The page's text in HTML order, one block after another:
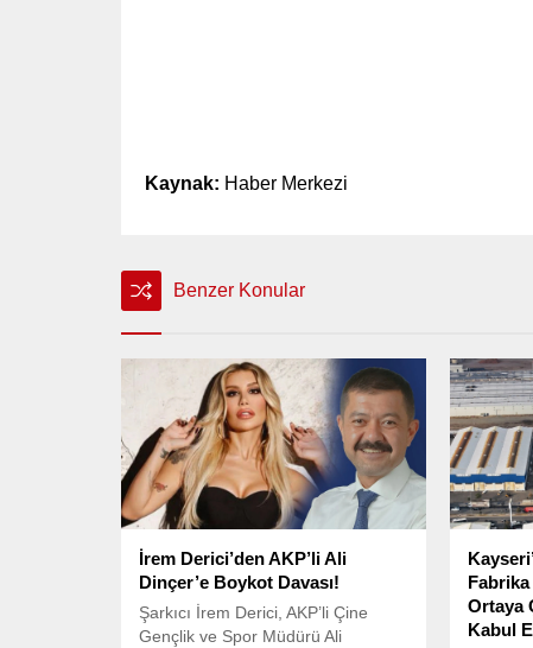
Kaynak: Haber Merkezi
Benzer Konular
İrem Derici’den AKP’li Ali
Dinçer’e Boykot Davası!
Şarkıcı İrem Derici, AKP’li Çine
Gençlik ve Spor Müdürü Ali
Ortaya
Kabul